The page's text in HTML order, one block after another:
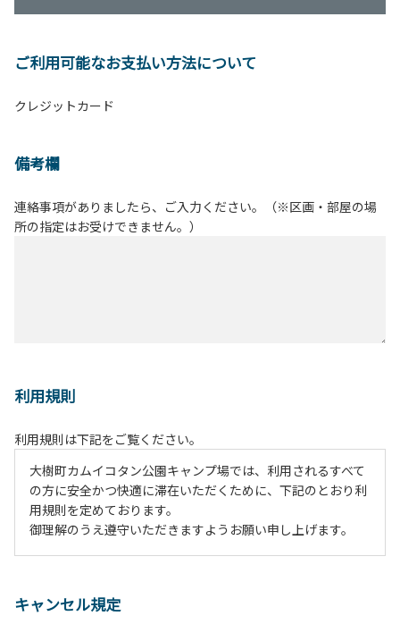
ご利用可能なお支払い方法について
クレジットカード
備考欄
連絡事項がありましたら、ご入力ください。（※区画・部屋の場
所の指定はお受けできません。）
利用規則
利用規則は下記をご覧ください。
大樹町カムイコタン公園キャンプ場では、利用されるすべて
の方に安全かつ快適に滞在いただくために、下記のとおり利
用規則を定めております。
御理解のうえ遵守いただきますようお願い申し上げます。
２、中学生以下だけでの利用はできません。高校生以上の方
キャンセル規定